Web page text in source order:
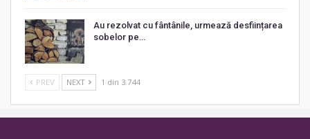
Au rezolvat cu fântânile, urmează desființarea
sobelor pe…
PREV NEXT 1 din 3.744